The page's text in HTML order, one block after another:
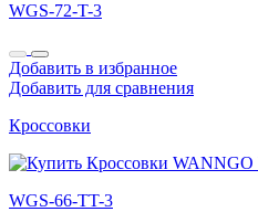
WGS-72-T-3
Добавить в избранное
Добавить для сравнения
Кроссовки
WGS-66-TT-3